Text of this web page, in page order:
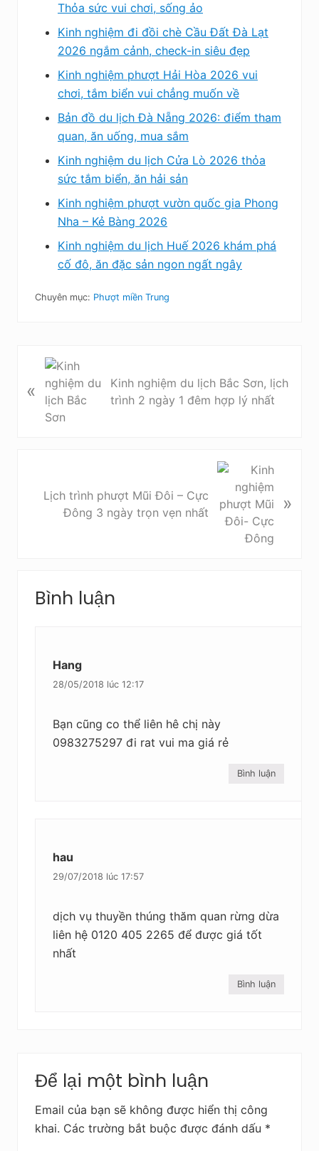
Thỏa sức vui chơi, sống ảo
Kinh nghiệm đi đồi chè Cầu Đất Đà Lạt
2026 ngắm cảnh, check-in siêu đẹp
Kinh nghiệm phượt Hải Hòa 2026 vui
chơi, tắm biển vui chẳng muốn về
Bản đồ du lịch Đà Nẵng 2026: điểm tham
quan, ăn uống, mua sắm
Kinh nghiệm du lịch Cửa Lò 2026 thỏa
sức tắm biển, ăn hải sản
Kinh nghiệm phượt vườn quốc gia Phong
Nha – Kẻ Bàng 2026
Kinh nghiệm du lịch Huế 2026 khám phá
cố đô, ăn đặc sản ngon ngất ngây
Chuyên mục: Phượt miền Trung
i
«
Kinh nghiệm du lịch Bắc Sơn, lịch
trình 2 ngày 1 đêm hợp lý nhất
Lịch trình phượt Mũi Đôi – Cực
Đông 3 ngày trọn vẹn nhất
»
Reader
Interactions
Bình luận
Hang
28/05/2018 lúc 12:17
Bạn cũng co thể liên hê chị này
0983275297 đi rat vui ma giá rẻ
Bình luận
hau
29/07/2018 lúc 17:57
dịch vụ thuyền thúng thăm quan rừng dừa
liên hệ 0120 405 2265 để được giá tốt
nhất
Bình luận
Để lại một bình luận
Email của bạn sẽ không được hiển thị công
khai. Các trường bắt buộc được đánh dấu *